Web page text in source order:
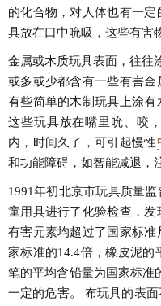
的化合物，对人体也有一
具放在口中吮吸，这些有害
金属或木质玩具表面，往往
或多或少都含有一些有害金
有些简单的木制玩具上涂
这些玩具放在嘴里吮、咬
内，时间久了，可引起慢性
和功能障碍，如智能减退，
1991年初北京市玩具质量
童用具进行了化验检查，
有害元素均超过了国家标准
家标准的14.4倍，橡皮泥的
笔的平均含铅量为国家标准
一定的危害。 布玩具的表